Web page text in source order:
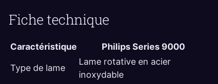
Fiche technique
Caractéristique Philips Series 9000
Type de lame
Lame rotative en acier
inoxydable